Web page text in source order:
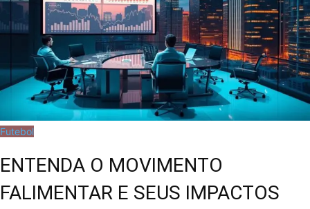
Futebol
ENTENDA O MOVIMENTO
FALIMENTAR E SEUS IMPACTOS